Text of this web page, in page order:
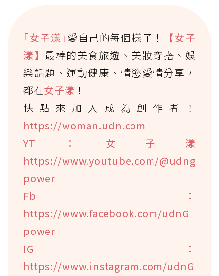
｢女子漾｣ 愛自己的每個樣子！
【女子
漾】最棒的美食旅遊、美妝穿搭、娛
樂話題、運動健康、情慾愛情分享，
都在女子漾 ！
快點來加入成為創作者！
https://woman.udn.com
YT：女子漾
https://www.youtube.com/@udng
power
Fb：
https://www.facebook.com/udnG
power
IG：
https://www.instagram.com/udnG